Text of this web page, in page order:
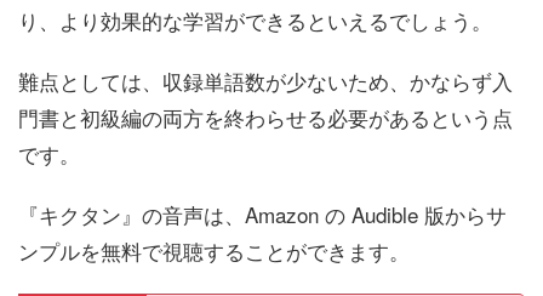
り、より効果的な学習ができるといえるでしょう。
難点としては、収録単語数が少ないため、かならず入
門書と初級編の両方を終わらせる必要があるという点
です。
『キクタン』の音声は、Amazon の Audible 版からサ
ンプルを無料で視聴することができます。